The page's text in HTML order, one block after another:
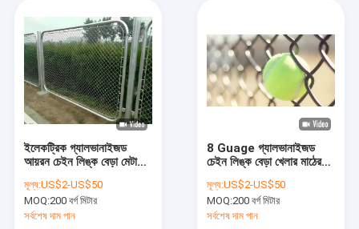
পণ্য
ভিআর শো
আমাদের সম্বন্ধে
গুণগত মান নিয়ন্ত্রণ
ইলেকট্রিক গ্যালভানাইজড
আয়রন চেইন লিঙ্ক বেড়া মেটাল
মূল্য:US$2-US$50
MOQ:200 বর্গ মিটার
সর্বশেষ দাম পান
8 Guage গ্যালভানাইজড
চেইন লিঙ্ক বেড়া খেলার মাঠের
মূল্য:US$2-US$50
MOQ:200 বর্গ মিটার
সর্বশেষ দাম পান